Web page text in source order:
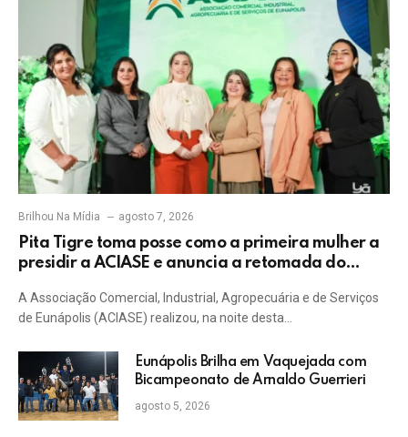
Brilhou Na Mídia agosto 7, 2026
Pita Tigre toma posse como a primeira mulher a
presidir a ACIASE e anuncia a retomada do
A Associação Comercial, Industrial, Agropecuária e de Serviços
de Eunápolis (ACIASE) realizou, na noite desta…
Eunápolis Brilha em Vaquejada com
Bicampeonato de Arnaldo Guerrieri
agosto 5, 2026